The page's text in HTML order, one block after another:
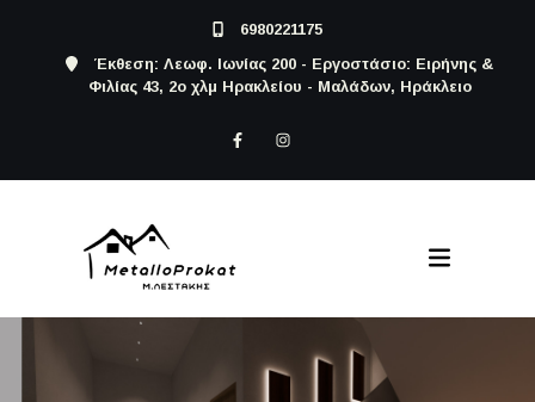
6980221175
Έκθεση: Λεωφ. Ιωνίας 200 - Εργοστάσιο: Ειρήνης &
Φιλίας 43, 2ο χλμ Ηρακλείου - Μαλάδων, Ηράκλειο